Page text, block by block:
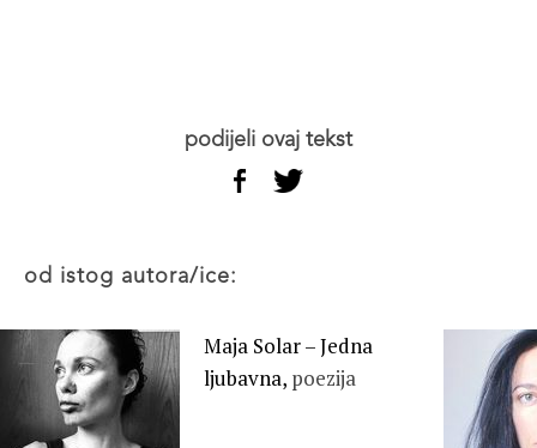
podijeli ovaj tekst
od istog autora/ice:
Maja Solar – Jedna
ljubavna, poezija